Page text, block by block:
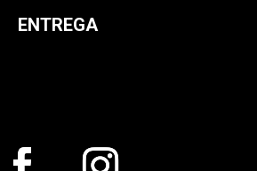
ENTREGA